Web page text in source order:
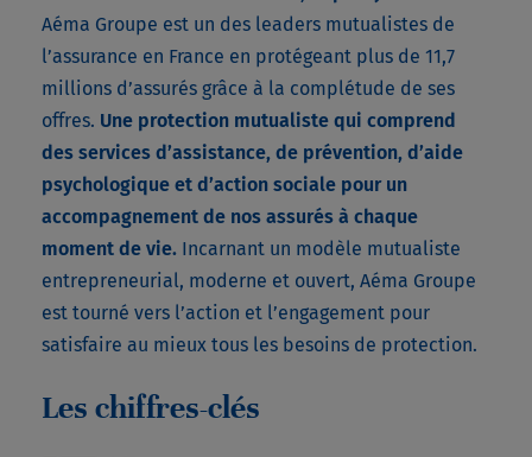
Aéma Groupe est un des leaders mutualistes de
l’assurance en France en protégeant plus de 11,7
millions d’assurés grâce à la complétude de ses
offres. Une protection mutualiste qui comprend
des services d’assistance, de prévention, d’aide
psychologique et d’action sociale pour un
accompagnement de nos assurés à chaque
moment de vie.Incarnant un modèle mutualiste
entrepreneurial, moderne et ouvert, Aéma Groupe
est tourné vers l’action et l’engagement pour
satisfaire au mieux tous les besoins de protection.
Les chiffres-clés